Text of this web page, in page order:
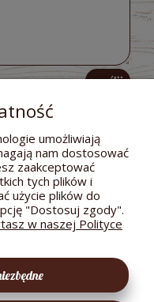
wyślij
umożliwiają
nam dostosować
zaakceptować
tych plików i
użycie plików do
"Dostosuj zgody".
w naszej Polityce